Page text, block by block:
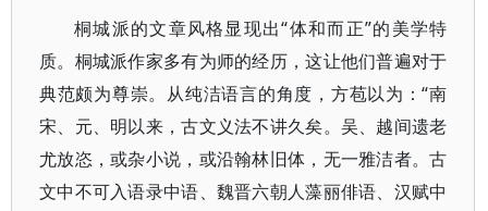
桐城派的文章风格显现出“体和而正”的美学特
质。桐城派作家多有为师的经历，这让他们普遍对于
典范颇为尊崇。从纯洁语言的角度，方苞以为：“南
宋、元、明以来，古文义法不讲久矣。吴、越间遗老
尤放恣，或杂小说，或沿翰林旧体，无一雅洁者。古
文中不可入语录中语、魏晋六朝人藻丽俳语、汉赋中